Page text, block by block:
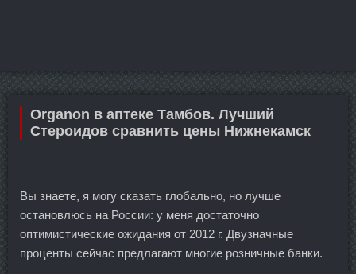
Organon в аптеке Тамбов. Лучший
Стероидов сравнить цены Нижнекамск
Вы знаете, я могу сказать глобально, но лучше
остановлюсь на России: у меня достаточно
оптимистические ожидания от 2012 г. Двузначные
проценты сейчас предлагают многие розничные банки.